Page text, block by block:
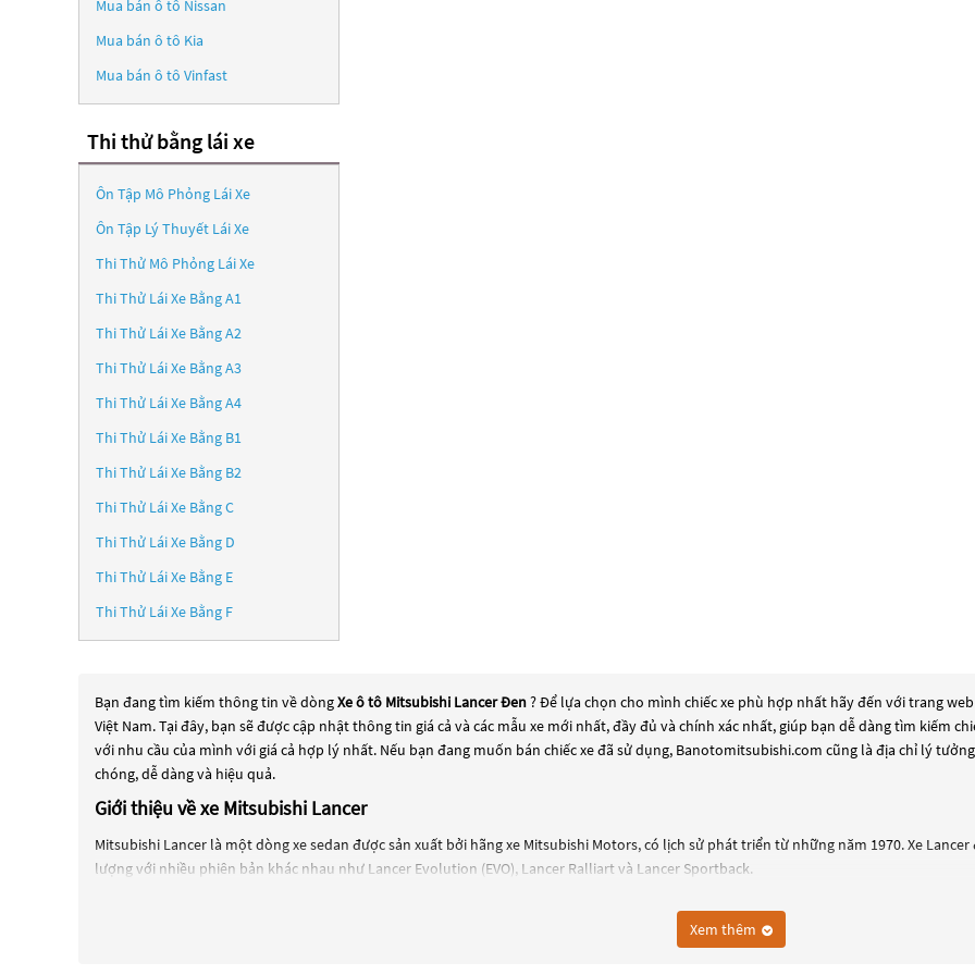
Mua bán ô tô Nissan
Mua bán ô tô Kia
Mua bán ô tô Vinfast
Thi thử bằng lái xe
Ôn Tập Mô Phỏng Lái Xe
Ôn Tập Lý Thuyết Lái Xe
Thi Thử Mô Phỏng Lái Xe
Thi Thử Lái Xe Bằng A1
Thi Thử Lái Xe Bằng A2
Thi Thử Lái Xe Bằng A3
Thi Thử Lái Xe Bằng A4
Thi Thử Lái Xe Bằng B1
Thi Thử Lái Xe Bằng B2
Thi Thử Lái Xe Bằng C
Thi Thử Lái Xe Bằng D
Thi Thử Lái Xe Bằng E
Thi Thử Lái Xe Bằng F
Bạn đang tìm kiếm thông tin về dòngXe ô tô Mitsubishi Lancer Đen? Để lựa chọn cho mình chiếc xe phù hợp nhất hãy đến với trang
Việt Nam. Tại đây, bạn sẽ được cập nhật thông tin giá cả và các mẫu xe mới nhất, đầy đủ và chính xác nhất, giúp bạn dễ dàng tìm kiếm
với nhu cầu của mình với giá cả hợp lý nhất. Nếu bạn đang muốn bán chiếc xe đã sử dụng, Banotomitsubishi.com cũng là địa chỉ lý
chóng, dễ dàng và hiệu quả.
Giới thiệu về xe Mitsubishi Lancer
Mitsubishi Lancer là một dòng xe sedan được sản xuất bởi hãng xe Mitsubishi Motors, có lịch sử phát triển từ những năm 1970. Xe
lượng với nhiều phiên bản khác nhau như Lancer Evolution (EVO), Lancer Ralliart và Lancer Sportback.
thống kiểm soát bám đường, hệ thống giải trí thông minh, hệ thống đèn pha tự động và nhiều tính năng khác.
Xem thêm